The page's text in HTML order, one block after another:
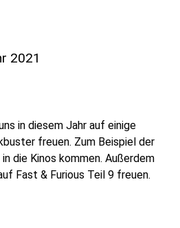
2021
in diesem Jahr auf einige
freuen. Zum Beispiel der
die Kinos kommen. Außerdem
Fast & Furious Teil 9 freuen.